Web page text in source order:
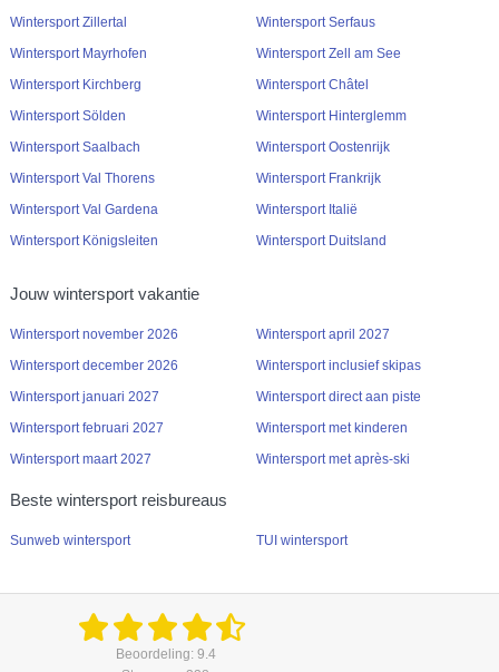
Wintersport Zillertal
Wintersport Mayrhofen
Wintersport Kirchberg
Wintersport Sölden
Wintersport Saalbach
Wintersport Val Thorens
Wintersport Val Gardena
Wintersport Königsleiten
Wintersport Serfaus
Wintersport Zell am See
Wintersport Châtel
Wintersport Hinterglemm
Wintersport Oostenrijk
Wintersport Frankrijk
Wintersport Italië
Wintersport Duitsland
Jouw wintersport vakantie
Wintersport november 2026
Wintersport december 2026
Wintersport januari 2027
Wintersport februari 2027
Wintersport maart 2027
Wintersport april 2027
Wintersport inclusief skipas
Wintersport direct aan piste
Wintersport met kinderen
Wintersport met après-ski
Beste wintersport reisbureaus
Sunweb wintersport TUI wintersport
Beoordeling: 9.4